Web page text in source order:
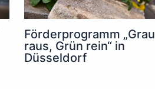
Förderprogramm „Grau
raus, Grün rein“ in
Düsseldorf